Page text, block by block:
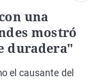
una
mostró
duradera"
el causante del